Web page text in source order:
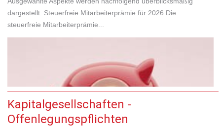
dargestellt. Steuerfreie Mitarbeiterprämie für 2026 Die
steuerfreie Mitarbeiterprämie...
Kapitalgesellschaften -
Offenlegungspflichten